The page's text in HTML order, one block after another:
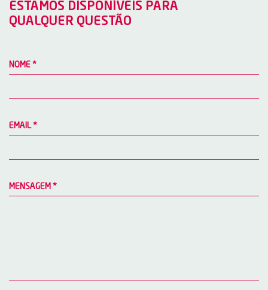
ESTAMOS DISPONÍVEIS PARA
QUALQUER QUESTÃO
NOME *
EMAIL *
MENSAGEM *